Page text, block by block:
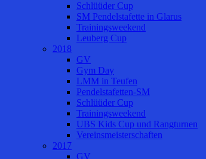
Schlüüder Cup
SM Pendelstafette in Glarus
Trainingsweekend
Leuberg Cup
2018
GV
Gym Day
LMM in Teufen
Pendelstafetten-SM
Schlüüder Cup
Trainingsweekend
UBS Kids Cup und Rangturnen
Vereinsmeisterschaften
2017
GV